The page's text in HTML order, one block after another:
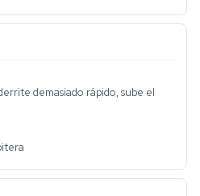
demasiado rápido, sube el